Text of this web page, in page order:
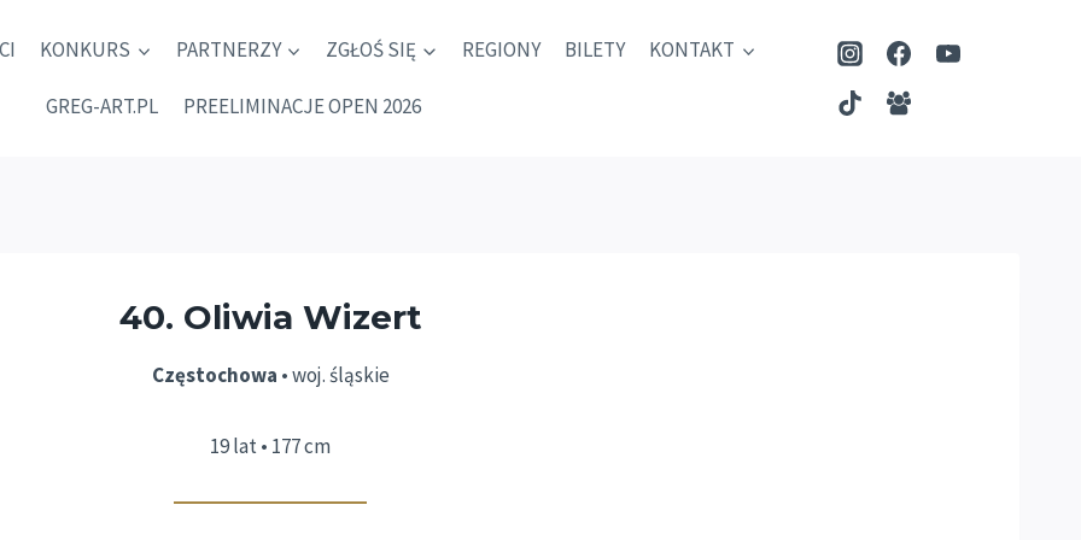
KONKURS PARTNERZY ZGŁOŚ SIĘ REGIONY BILETY KONTAKT
GREG-ART.PL PREELIMINACJE OPEN 2026
40. Oliwia Wizert
Częstochowa • woj. śląskie
19 lat • 177 cm